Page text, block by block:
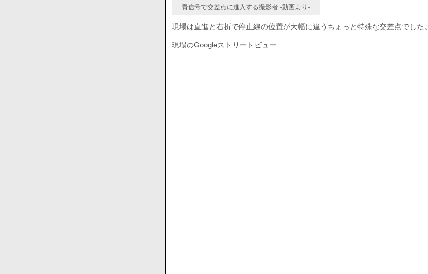
青信号で交差点に進入する撮影者 -動画より-
現場は直進と右折で停止線の位置が大幅に違うちょっと特殊な交差点でした。
現場のGoogleストリートビュー